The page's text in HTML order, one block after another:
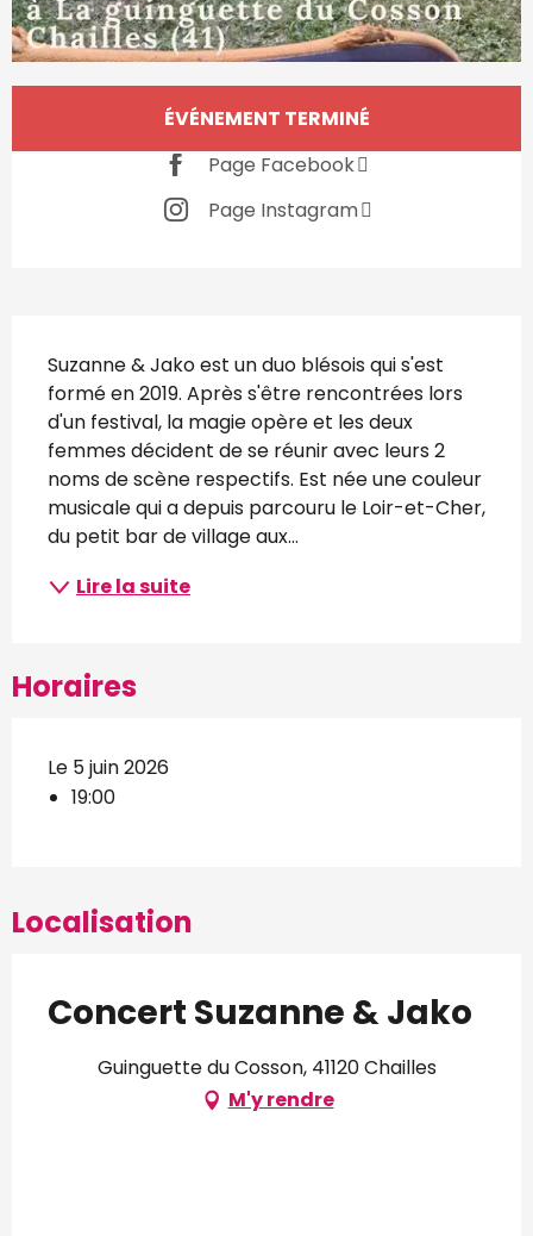
Ouverture et coordonnées
ÉVÉNEMENT TERMINÉ
Page Facebook
Page Instagram
Description
Suzanne & Jako est un duo blésois qui s'est
formé en 2019. Après s'être rencontrées lors
d'un festival, la magie opère et les deux
femmes décident de se réunir avec leurs 2
noms de scène respectifs. Est née une couleur
musicale qui a depuis parcouru le Loir-et-Cher,
du petit bar de village aux...
Lire la suite
Horaires
Le 5 juin 2026
19:00
Localisation
Concert Suzanne & Jako
Guinguette du Cosson, 41120 Chailles
M'y rendre